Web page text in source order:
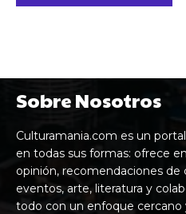
Sobre Nosotros
Culturamania.com es un
en todas sus formas: ofrece
opinión, recomendaciones de
eventos, arte, literatura y
todo con un enfoque cercano